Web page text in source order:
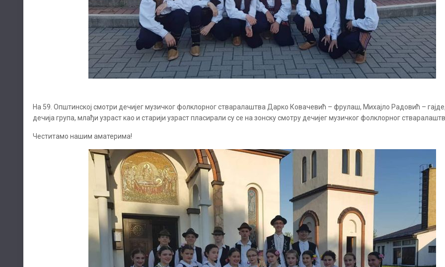
На 59. Општинској смотри дечијег музичког фолклорног стваралаштва Дарко Ковачевић – фрулаш, Михајло Радовић –
дечија група, млађи узраст као и старији узраст пласирали су се на зонску смотру дечијег музичког фолклорног
Честитамо нашим аматерима!